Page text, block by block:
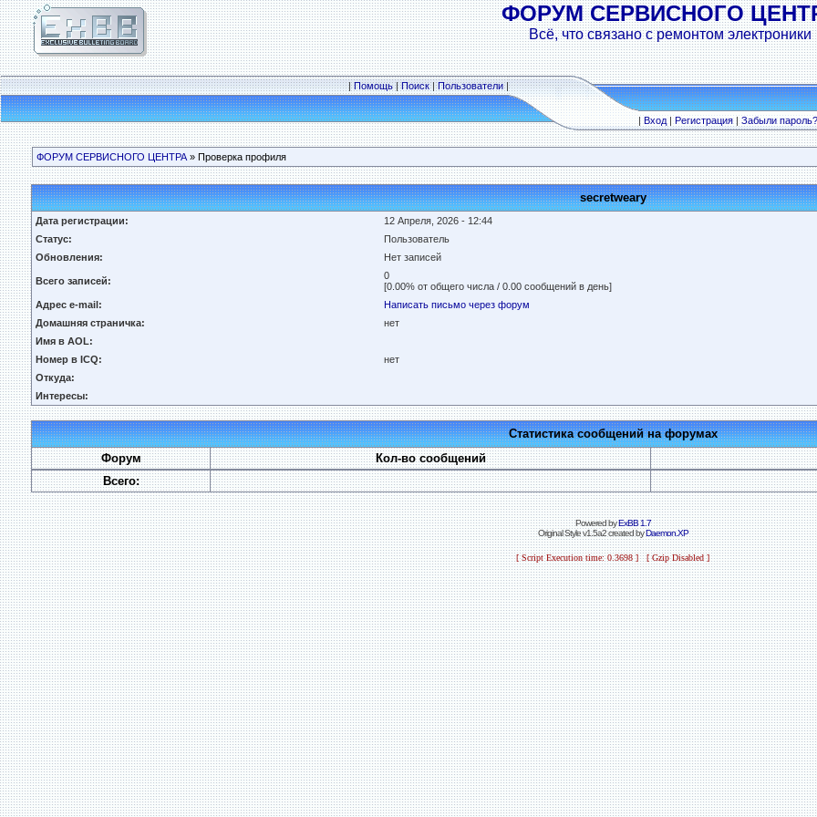
ФОРУМ СЕРВИСНОГО
Всё, что связано с ремонтом электроники
|Помощь|Поиск|Пользователи|
|Вход|Регистрация|Забыли пароль?
ФОРУМ СЕРВИСНОГО ЦЕНТРА » Проверка профиля
secretweary
Дата регистрации:
12 Апреля, 2026 - 12:44
Статус:
Пользователь
Обновления:
Нет записей
Всего записей:
0
[0.00% от общего числа / 0.00 сообщений в день]
Адрес e-mail:
Написать письмо через форум
Домашняя страничка:
нет
Имя в AOL:
Номер в ICQ:
нет
Откуда:
Интересы:
Статистика сообщений на форумах
Форум
Кол-во сообщений
Всего:
Powered byExBB 1.7
Original Style v1.5a2 created byDaemon.XP
[ Script Execution time: 0.3698 ] [ Gzip Disabled ]